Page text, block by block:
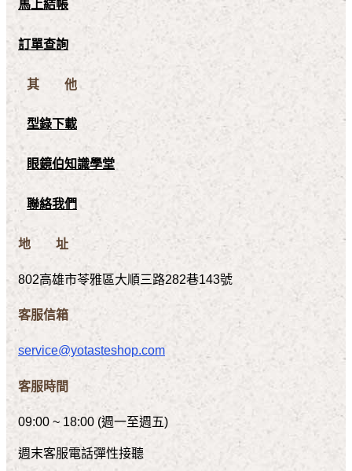
馬上結帳
訂單查詢
其 他
型錄下載
眼鏡伯知識學堂
聯絡我們
地 址
802高雄市苓雅區大順三路282巷143號
客服信箱
service@yotasteshop.com
客服時間
09:00 ~ 18:00 (週一至週五)
週末客服電話彈性接聽